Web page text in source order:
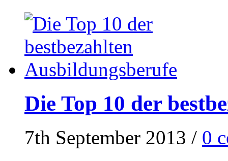
Die Top 10 der
7th September 2013 / 0